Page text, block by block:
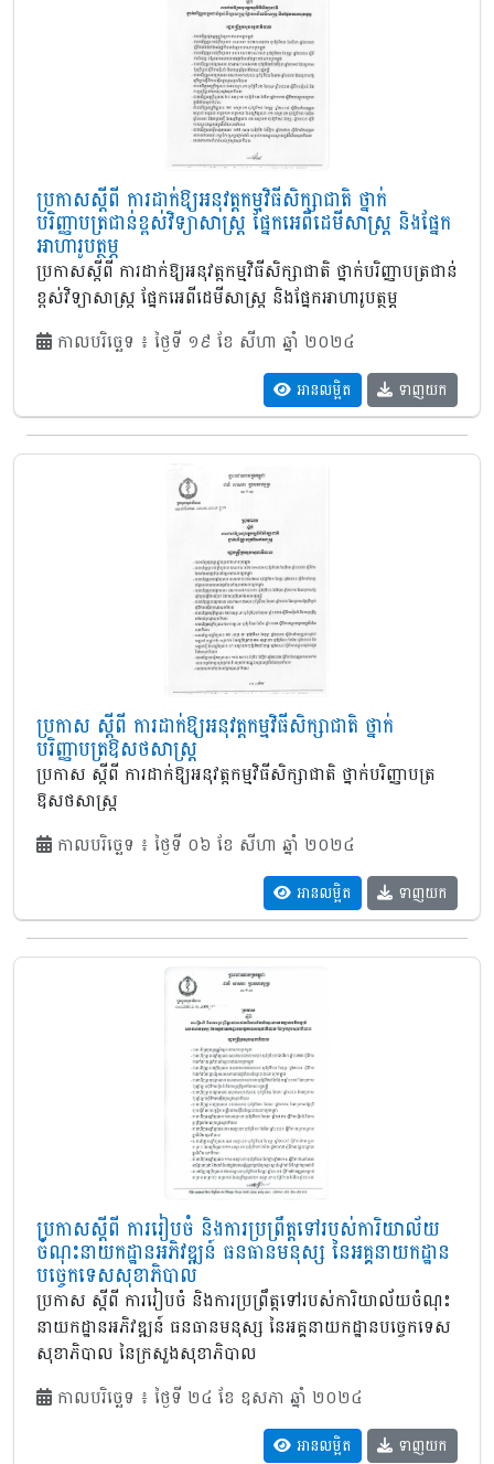
ប្រកាសស្តីពី ការដាក់ឱ្យអនុវត្តកម្មវិធីសិក្សាជាតិ ថ្នាក់
បរិញ្ញាបត្រជាន់ខ្ពស់វិទ្យាសាស្ត្រ ផ្នែកអេពីដេមីសាស្ត្រ និងផ្នែក
អាហារូបត្ថម្ភ
ប្រកាសស្តីពី ការដាក់ឱ្យអនុវត្តកម្មវិធីសិក្សាជាតិ ថ្នាក់បរិញ្ញាបត្រជាន់
ខ្ពស់វិទ្យាសាស្ត្រ ផ្នែកអេពីដេមីសាស្ត្រ និងផ្នែកអាហារូបត្ថម្ភ
កាលបរិច្ឆេទ ៖ ថ្ងៃទី ១៩ ខែ សីហា ឆ្នាំ ២០២៤
អានលម្អិត ទាញយក
ប្រកាស ស្តីពី ការដាក់ឱ្យអនុវត្តកម្មវិធីសិក្សាជាតិ ថ្នាក់
បរិញ្ញាបត្រឱសថសាស្ត្រ
ប្រកាស ស្តីពី ការដាក់ឱ្យអនុវត្តកម្មវិធីសិក្សាជាតិ ថ្នាក់បរិញ្ញាបត្រ
ឱសថសាស្ត្រ
កាលបរិច្ឆេទ ៖ ថ្ងៃទី ០៦ ខែ សីហា ឆ្នាំ ២០២៤
អានលម្អិត ទាញយក
ប្រកាសស្តីពី ការរៀបចំ និងការប្រព្រឹត្តទៅរបស់ការិយាល័យ
ចំណុះនាយកដ្ឋានអភិវឌ្ឍន៍ ធនធានមនុស្ស នៃអគ្គនាយកដ្ឋាន
បច្ចេកទេសសុខាភិបាល
ប្រកាស ស្តីពី ការរៀបចំ និងការប្រព្រឹត្តទៅរបស់ការិយាល័យចំណុះ
នាយកដ្ឋានអភិវឌ្ឍន៍ ធនធានមនុស្ស នៃអគ្គនាយកដ្ឋានបច្ចេកទេស
សុខាភិបាល នៃក្រសួងសុខាភិបាល
កាលបរិច្ឆេទ ៖ ថ្ងៃទី ២៤ ខែ ឧសភា ឆ្នាំ ២០២៤
អានលម្អិត ទាញយក